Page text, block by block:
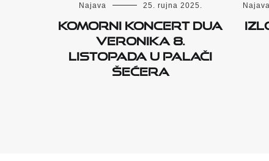
Najava 25. rujna 2025.
KOMORNI KONCERT DUA
VERONIKA 8.
LISTOPADA U PALAČI
ŠEĆERA
Najava